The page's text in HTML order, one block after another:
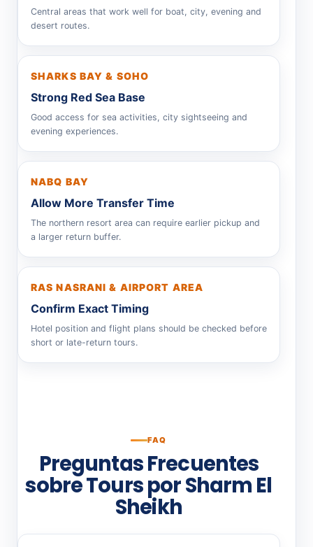
Central areas that work well for boat, city, evening and
desert routes.
SHARKS BAY & SOHO
Strong Red Sea Base
Good access for sea activities, city sightseeing and
evening experiences.
NABQ BAY
Allow More Transfer Time
The northern resort area can require earlier pickup and
a larger return buffer.
RAS NASRANI & AIRPORT AREA
Confirm Exact Timing
Hotel position and flight plans should be checked before
short or late-return tours.
FAQ
Preguntas Frecuentes
sobre Tours por Sharm El
Sheikh